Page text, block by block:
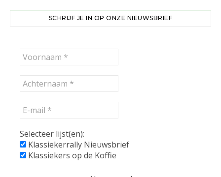
SCHRIJF JE IN OP ONZE NIEUWSBRIEF
Selecteer lijst(en):
Klassiekerrally Nieuwsbrief
Klassiekers op de Koffie